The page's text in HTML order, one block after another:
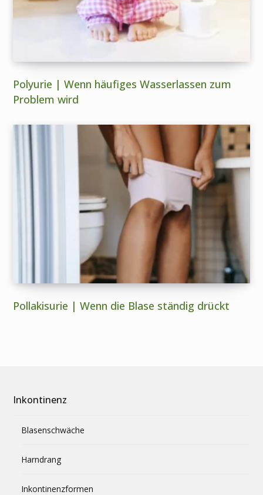
Polyurie | Wenn häufiges Wasserlassen zum
Problem wird
Pollakisurie | Wenn die Blase ständig drückt
Inkontinenz
Blasenschwäche
Harndrang
Inkontinenzformen